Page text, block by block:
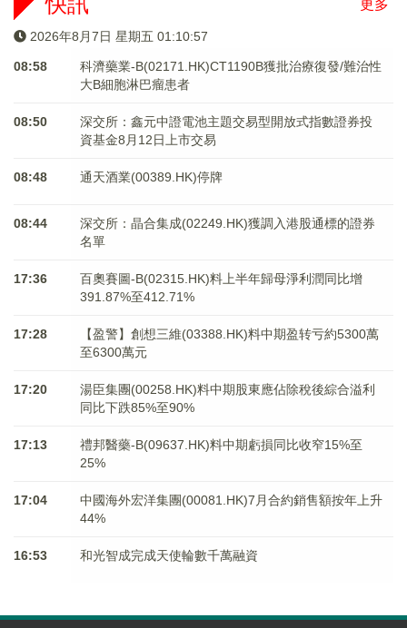
更多
2026年8月7日 星期五 01:10:57
08:58
科濟藥業-B(02171.HK)CT1190B獲批治療復發/難治性
大B細胞淋巴瘤患者
08:50
深交所：鑫元中證電池主題交易型開放式指數證券投
資基金8月12日上市交易
08:48 通天酒業(00389.HK)停牌
08:44
深交所：晶合集成(02249.HK)獲調入港股通標的證券
名單
17:36
百奧賽圖-B(02315.HK)料上半年歸母淨利潤同比增
391.87%至412.71%
17:28
【盈警】創想三維(03388.HK)料中期盈转亏約5300萬
至6300萬元
17:20
湯臣集團(00258.HK)料中期股東應佔除稅後綜合溢利
同比下跌85%至90%
17:13
禮邦醫藥-B(09637.HK)料中期虧損同比收窄15%至
25%
17:04
中國海外宏洋集團(00081.HK)7月合約銷售額按年上升
44%
16:53 和光智成完成天使輪數千萬融資